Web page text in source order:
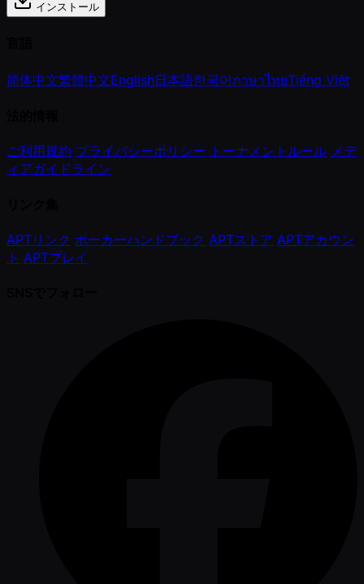
インストール
简体中文繁體中文English日本語한국어ภาษาไทยTiếng Việt
ご利用規約 プライバシーポリシー トーナメントルール メデ
ィアガイドライン
APTリンク ポーカーハンドブック APTストア APTアカウン
ト APTプレイ